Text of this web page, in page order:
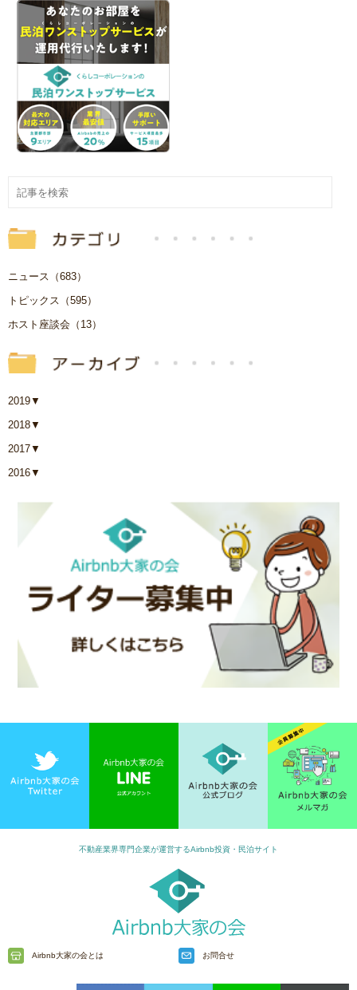
ニュース（683）
トピックス（595）
ホスト座談会（13）
2019▼
2018▼
2017▼
2016▼
不動産業界専門企業が運営するAirbnb投資・民泊サイト
Airbnb大家の会とは お問合せ